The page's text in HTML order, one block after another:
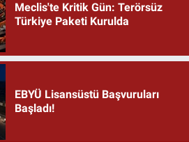
Meclis'te Kritik Gün: Terörsüz
Türkiye Paketi Kurulda
EBYÜ Lisansüstü Başvuruları
Başladı!